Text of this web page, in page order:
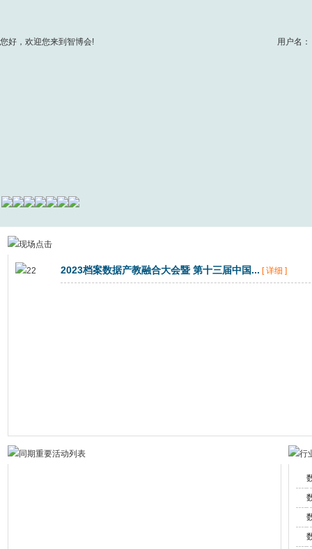
您好，欢迎您来到智博会! 用户名：
2023档案数据产教融合大会暨 第十三届中国... [ 详细 ]